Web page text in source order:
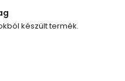
készült termék.